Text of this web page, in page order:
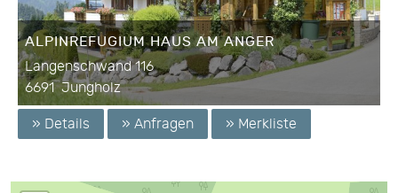
ALPINREFUGIUM HAUS AM ANGER
Langenschwand 116
6691 Jungholz
» Details » Anfragen » Merkliste